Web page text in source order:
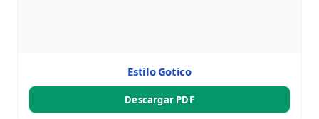
Estilo Gotico
Descargar PDF